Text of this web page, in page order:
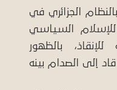
الجزائري في
للإسلام السياسي
بالظهور
إلى الصدام بينه